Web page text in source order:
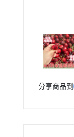
分享商品到